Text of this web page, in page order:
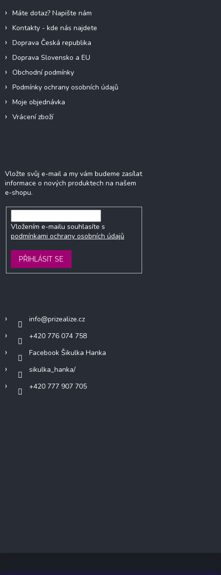
Máte dotaz? Napište nám
Kontakty - kde nás najdete
Doprava Česká republika
Doprava Slovensko a EU
Obchodní podmínky
Podmínky ochrany osobních údajů
Moje objednávka
Vrácení zboží
Vložte svůj e-mail a my vám budeme zasílat
informace o nových produktech na našem
e-shopu.
Vložením e-mailu souhlasíte s
podmínkami ochrany osobních údajů
PŘIHLÁSIT SE
info@prizealize.cz
+420 776 074 758
Facebook Šikulka Hanka
sikulka_hanka/
+420 777 907 705